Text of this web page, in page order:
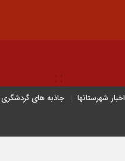
اخبار شهرستانها جاذبه های گردشگری